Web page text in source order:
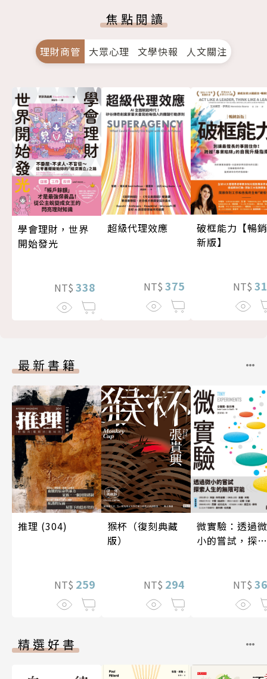
焦點閱讀
理財商管 大眾心理 文學快報 人文關注
學會理財，世界
開始發光
NT$ 338
超級代理效應
NT$ 375
破框能力【暢銷
新版】
NT$
最新書籍
推理 (304)
NT$ 259
猴杯（復刻典藏
版）
NT$ 294
微實驗：透過微
小的嘗試，探索
NT$
精選好書